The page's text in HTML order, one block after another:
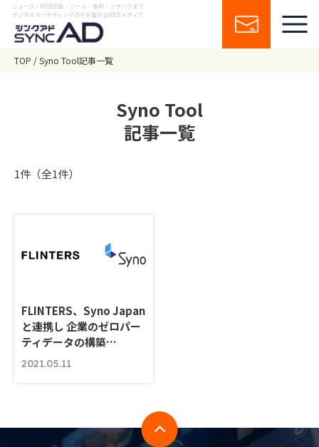
ニュース・WEB広告・ツール・事例・ノウハウまで
デジタルマーケティングの今を届けるWEBメディア
TOP Syno Tool記事一覧
Syno Tool
記事一覧
1件（全1件）
FLINTERS、Syno Japan
と連携し 企業のゼロパー
ティデータの構築…
2021.05.11